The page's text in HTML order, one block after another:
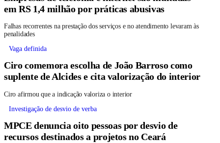
em RS 1,4 milhão por práticas abusivas
Falhas recorrentes na prestação dos serviços e no atendimento levaram às
penalidades
Vaga definida
Ciro comemora escolha de João Barroso como
suplente de Alcides e cita valorização do interior
Ciro afirmou que a indicação valoriza o interior
Investigação de desvio de verba
MPCE denuncia oito pessoas por desvio de
recursos destinados a projetos no Ceará